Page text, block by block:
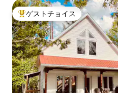
大好評のゲストチョイスです。
ゲストチョイス